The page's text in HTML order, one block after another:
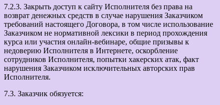
7.2.3. Закрыть доступ к сайту Исполнителя без права на
возврат денежных средств в случае нарушения Заказчиком
требований настоящего Договора, в том числе использование
Заказчиком не нормативной лексики в период прохождения
курса или участия онлайн-вебинаре, общие призывы к
недоверию Исполнителя в Интернете, оскорбление
сотрудников Исполнителя, попытки хакерских атак, факт
нарушения Заказчиком исключительных авторских прав
Исполнителя.
7.3. Заказчик обязуется: